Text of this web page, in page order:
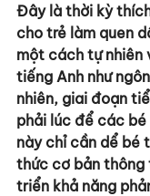
Đây là thời kỳ
cho trẻ làm quen
một cách tự nhiên
tiếng Anh như
nhiên, giai đoạn
phải lúc để các bé
này chỉ cần dể bé
thức cơ bản thông
triển khả năng